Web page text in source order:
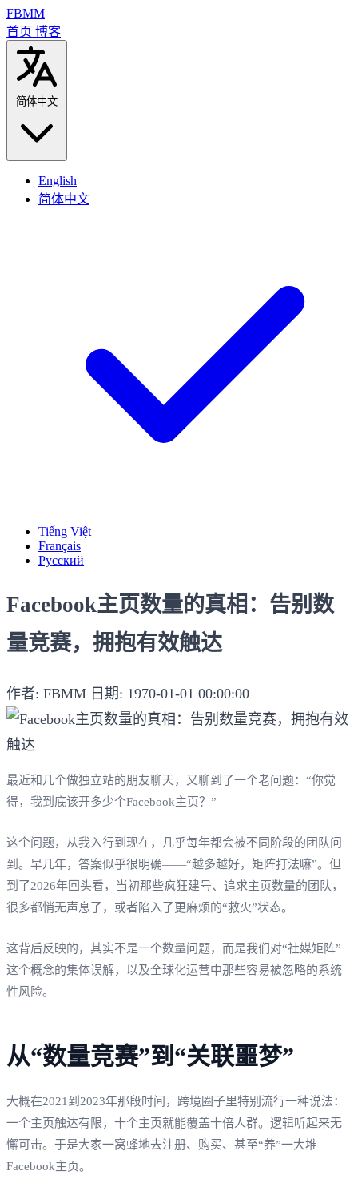
FBMM
首页 博客
简体中文
English
简体中文
Tiếng Việt
Français
Русский
Facebook主页数量的真相：告别数
量竞赛，拥抱有效触达
作者: FBMM 日期: 1970-01-01 00:00:00
最近和几个做独立站的朋友聊天，又聊到了一个老问题：“你觉
得，我到底该开多少个Facebook主页？”
这个问题，从我入行到现在，几乎每年都会被不同阶段的团队问
到。早几年，答案似乎很明确——“越多越好，矩阵打法嘛”。但
到了2026年回头看，当初那些疯狂建号、追求主页数量的团队，
很多都悄无声息了，或者陷入了更麻烦的“救火”状态。
这背后反映的，其实不是一个数量问题，而是我们对“社媒矩阵”
这个概念的集体误解，以及全球化运营中那些容易被忽略的系统
性风险。
从“数量竞赛”到“关联噩梦”
大概在2021到2023年那段时间，跨境圈子里特别流行一种说法：
一个主页触达有限，十个主页就能覆盖十倍人群。逻辑听起来无
懈可击。于是大家一窝蜂地去注册、购买、甚至“养”一大堆
Facebook主页。